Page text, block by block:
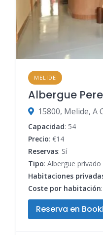
MELIDE
Albergue
15800, Melide, A
Capacidad: 54
Precio: €14
Reservas: Sí
Tipo: Albergue privado
Habitaciones
Coste por habitación
Reserva en